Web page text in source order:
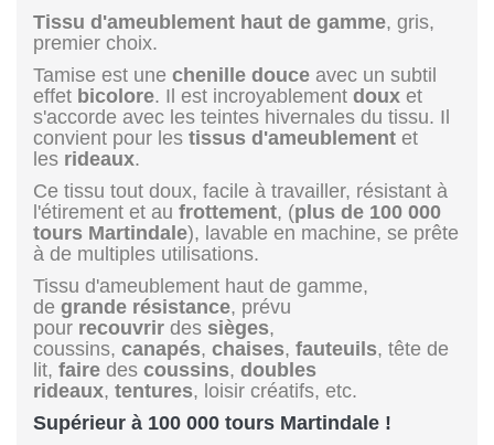
Tissu d'ameublement haut de gamme, gris,
premier choix.
Tamise est une chenille douce avec un subtil
effet bicolore. Il est incroyablement doux et
s'accorde avec les teintes hivernales du tissu. Il
convient pour les tissus d'ameublement et
les rideaux.
Ce tissu tout doux, facile à travailler, résistant à
l'étirement et au frottement, (plus de 100 000
tours Martindale), lavable en machine, se prête
à de multiples utilisations.
Tissu d'ameublement haut de gamme,
de grande résistance, prévu
pour recouvrir des sièges,
coussins, canapés, chaises, fauteuils, tête de
lit, faire des coussins, doubles
rideaux, tentures, loisir créatifs, etc.
Supérieur à 100 000 tours Martindale !